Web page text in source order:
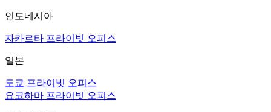
인도네시아
자카르타 프라이빗 오피스
일본
도쿄 프라이빗 오피스
요코하마 프라이빗 오피스